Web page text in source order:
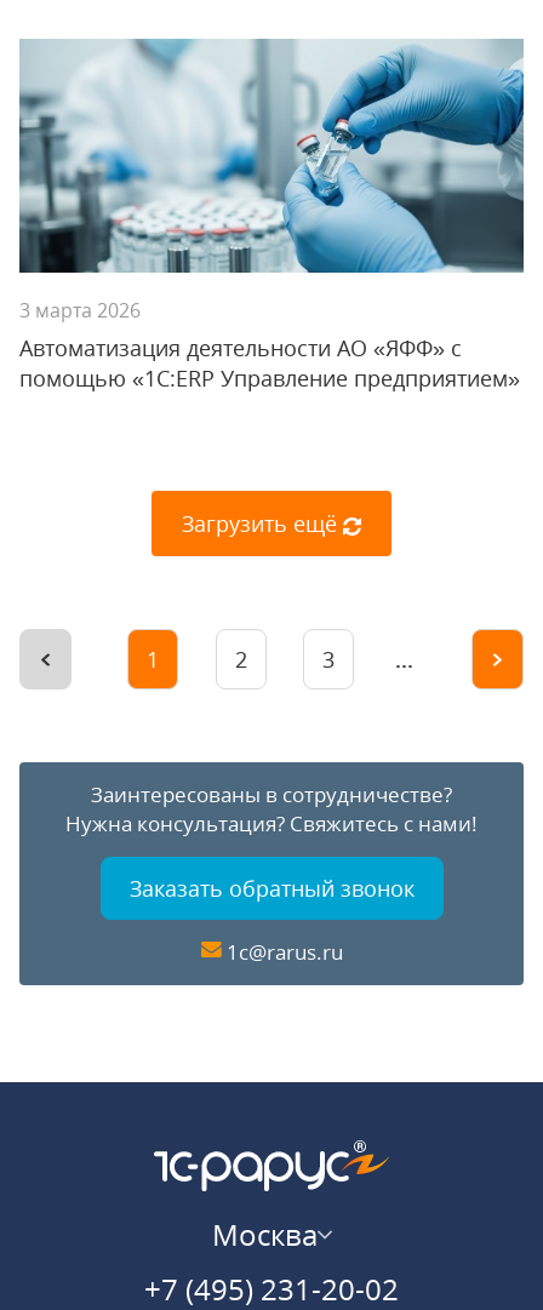
3 марта 2026
Автоматизация деятельности АО «ЯФФ» с
помощью «1С:ERP Управление предприятием»
Загрузить ещё
1 2 3 ...
Заинтересованы в сотрудничестве?
Нужна консультация? Свяжитесь с нами!
Заказать обратный звонок
1c@rarus.ru
Москва
+7 (495) 231-20-02